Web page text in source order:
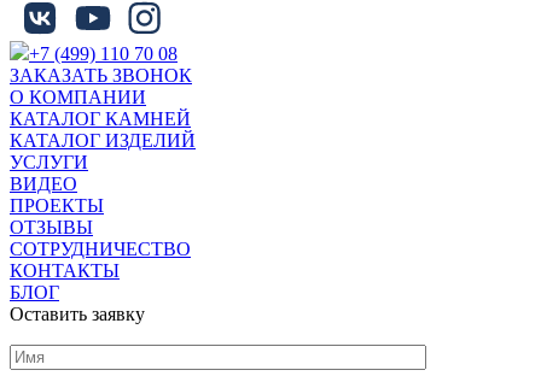
+7 (499) 110 70 08
ЗАКАЗАТЬ ЗВОНОК
О КОМПАНИИ
КАТАЛОГ КАМНЕЙ
КАТАЛОГ ИЗДЕЛИЙ
УСЛУГИ
ВИДЕО
ПРОЕКТЫ
ОТЗЫВЫ
СОТРУДНИЧЕСТВО
КОНТАКТЫ
БЛОГ
Оставить заявку